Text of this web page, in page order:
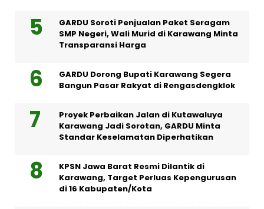
GARDU Soroti Penjualan Paket Seragam
SMP Negeri, Wali Murid di Karawang Minta
Transparansi Harga
GARDU Dorong Bupati Karawang Segera
Bangun Pasar Rakyat di Rengasdengklok
Proyek Perbaikan Jalan di Kutawaluya
Karawang Jadi Sorotan, GARDU Minta
Standar Keselamatan Diperhatikan
KPSN Jawa Barat Resmi Dilantik di
Karawang, Target Perluas Kepengurusan
di 16 Kabupaten/Kota